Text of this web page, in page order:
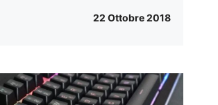
22 Ottobre 2018